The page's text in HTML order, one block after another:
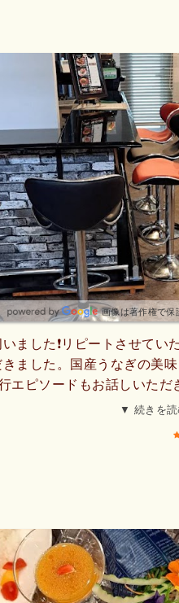
画像は著作権で保
ました❗️リピートさせて
ました。国産うなぎの美
エピソードもお話しいた
た☺️予約制なので安心です
▼ 続きを読